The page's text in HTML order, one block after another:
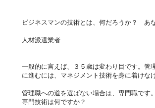
ビジネスマンの技術とは、何だろうか？ あ
人材派遣業者
一般的に言えば、３５歳は変わり目です。
に進むには、マネジメント技術を身に着けな
管理職への道を選ばない場合は、専門職です
専門技術は何ですか？